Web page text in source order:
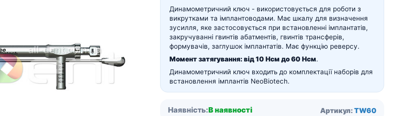
UBGEN
матеріал RE-
Dental Studio |
Інструменти та набори
Обладнання
Динамометричний ключ - використовується для роботи з
викрутками та імплантоводами. Має шкалу для визначення
зусилля, яке застосовується при встановленні імплантатів,
закручуванні гвинтів абатментів, гвинтів трансферів,
формувачів, заглушок імплантатів. Має функцію реверсу.
Момент затягування: від 10 Нсм до 60 Нсм.
Динамометричний ключ входить до комплектації наборів для
встановлення імплантів NeoBiotech.
Наявність:В наявності Артикул:TW60